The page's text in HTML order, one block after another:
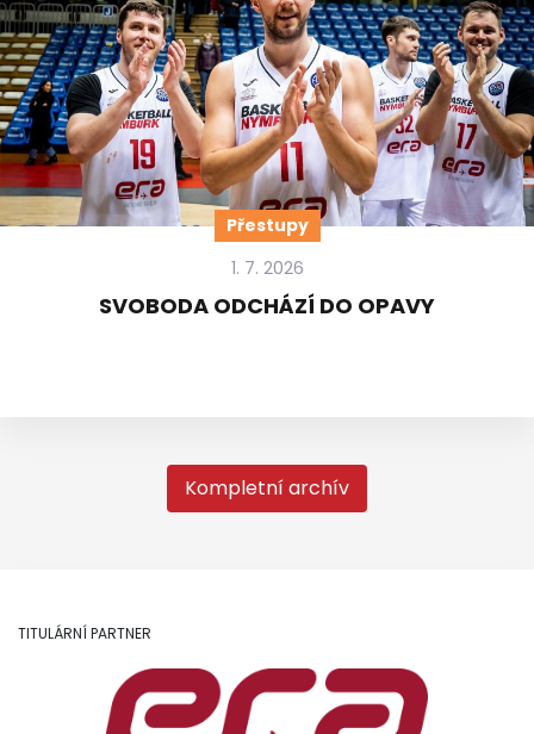
Přestupy
1. 7. 2026
SVOBODA ODCHÁZÍ DO OPAVY
Kompletní archív
TITULÁRNÍ PARTNER